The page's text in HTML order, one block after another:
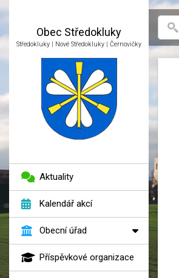
Obec Středokluky
Středokluky | Nové Středokluky | Černovičky
Aktuality
Kalendář akcí
Obecní úřad
Příspěvkové organizace